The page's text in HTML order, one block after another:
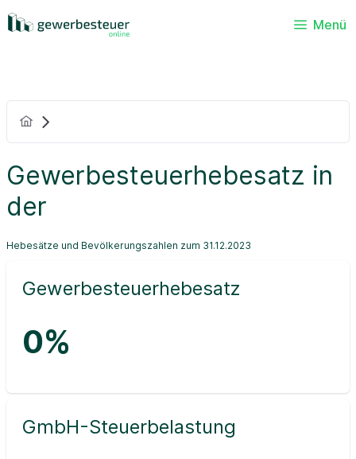
Menü
Gewerbesteuerhebesatz in
der
Hebesätze und Bevölkerungszahlen zum 31.12.2023
Gewerbesteuerhebesatz
0%
GmbH-Steuerbelastung